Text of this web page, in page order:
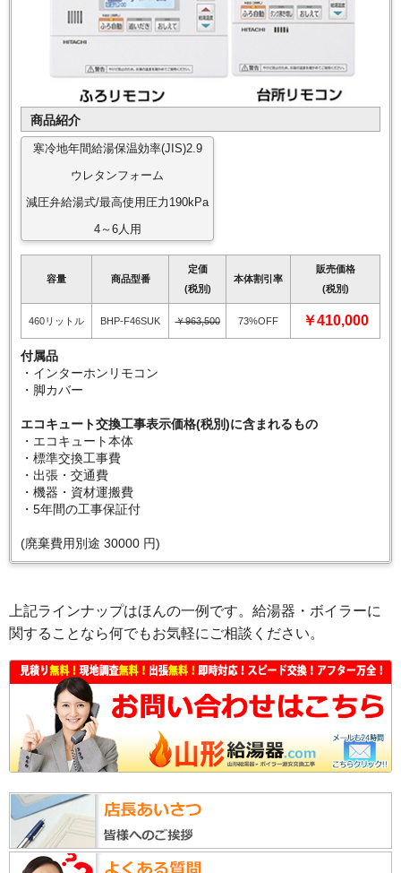
商品紹介
寒冷地年間給湯保温効率(JIS)2.9
ウレタンフォーム
減圧弁給湯式/最高使用圧力190kPa
4～6人用
容量 商品型番
定価
(税別)
本体割引率
販売価格
(税別)
460リットル BHP-F46SUK ￥963,500 73%OFF ￥410,000
付属品
・インターホンリモコン
・脚カバー
エコキュート交換工事表示価格(税別)に含まれるもの
・エコキュート本体
・標準交換工事費
・出張・交通費
・機器・資材運搬費
・5年間の工事保証付
(廃棄費用別途 30000 円)
上記ラインナップはほんの一例です。給湯器・ボイラーに
関することなら何でもお気軽にご相談ください。